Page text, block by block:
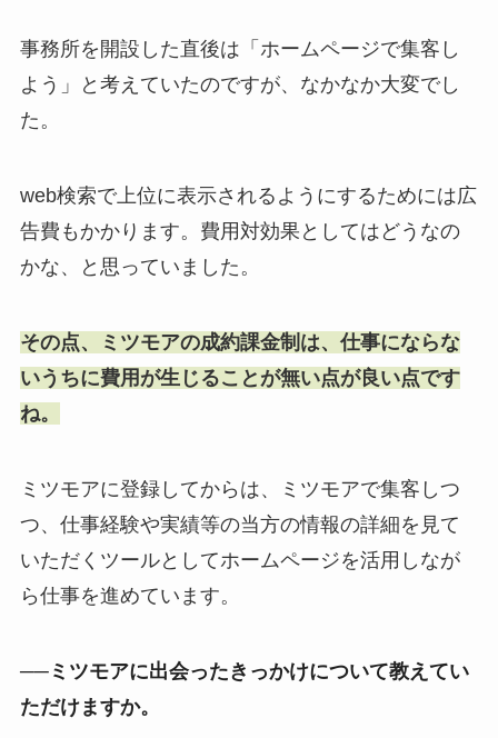
事務所を開設した直後は「ホームページで集客し
よう」と考えていたのですが、なかなか大変でし
た。
web検索で上位に表示されるようにするためには広
告費もかかります。費用対効果としてはどうなの
かな、と思っていました。
その点、ミツモアの成約課金制は、仕事にならな
いうちに費用が生じることが無い点が良い点です
ね。
ミツモアに登録してからは、ミツモアで集客しつ
つ、仕事経験や実績等の当方の情報の詳細を見て
いただくツールとしてホームページを活用しなが
ら仕事を進めています。
──ミツモアに出会ったきっかけについて教えてい
ただけますか。